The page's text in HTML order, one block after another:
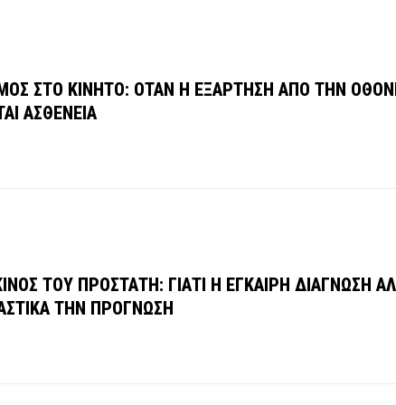
ΣΤΟ ΚΙΝΗΤΟ: ΟΤΑΝ Η ΕΞΑΡΤΗΣΗ ΑΠΟ ΤΗΝ
ΑΣΘΕΝΕΙΑ
ΤΟΥ ΠΡΟΣΤΑΤΗ: ΓΙΑΤΙ Η ΕΓΚΑΙΡΗ ΔΙΑΓΝΩΣΗ
ΤΗΝ ΠΡΟΓΝΩΣΗ